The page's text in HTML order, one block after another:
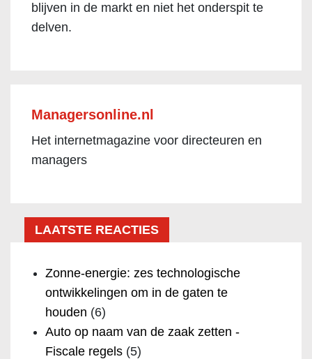
blijven in de markt en niet het onderspit te
delven.
Managersonline.nl
Het internetmagazine voor directeuren en
managers
LAATSTE REACTIES
Zonne-energie: zes technologische
ontwikkelingen om in de gaten te
houden (6)
Auto op naam van de zaak zetten -
Fiscale regels (5)